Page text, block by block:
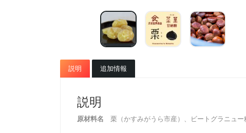
説明 追加情報
説明
原材料名 栗（かすみがうら市産）、ビートグラニュー